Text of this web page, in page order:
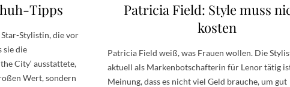
Tipps
Stylistin, die vor
sie die
City‘ ausstattete,
Wert, sondern
Patricia Field: Style muss
kosten
Patricia Field weiß, was Frauen wollen. Die
aktuell als Markenbotschafterin für Lenor tätig
Meinung, dass es nicht viel Geld brauche, um gut